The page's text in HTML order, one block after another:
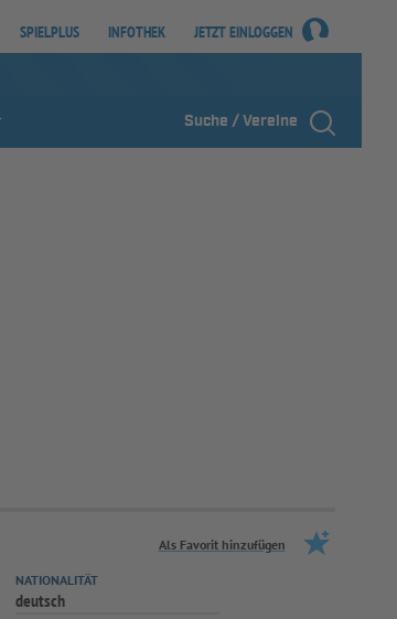
SPIELPLUS INFOTHEK JETZT EINLOGGEN
Suche / Vereine
Als Favorit hinzufügen
NATIONALITÄT
deutsch